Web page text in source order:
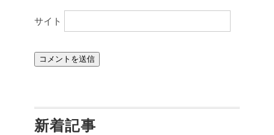
サイト
新着記事